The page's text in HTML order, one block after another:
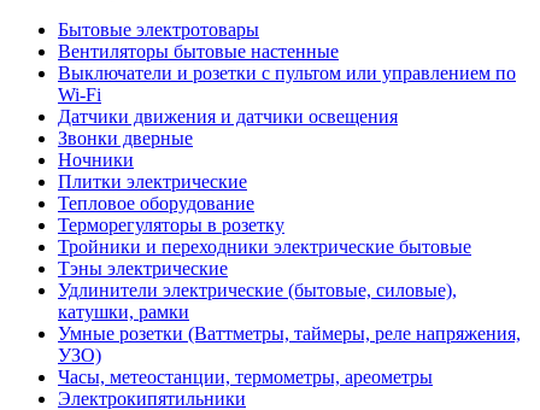
Бытовые электротовары
Вентиляторы бытовые настенные
Выключатели и розетки с пультом или управлением по
Wi-Fi
Датчики движения и датчики освещения
Звонки дверные
Ночники
Плитки электрические
Тепловое оборудование
Терморегуляторы в розетку
Тройники и переходники электрические бытовые
Тэны электрические
Удлинители электрические (бытовые, силовые),
катушки, рамки
Умные розетки (Ваттметры, таймеры, реле напряжения,
УЗО)
Часы, метеостанции, термометры, ареометры
Электрокипятильники